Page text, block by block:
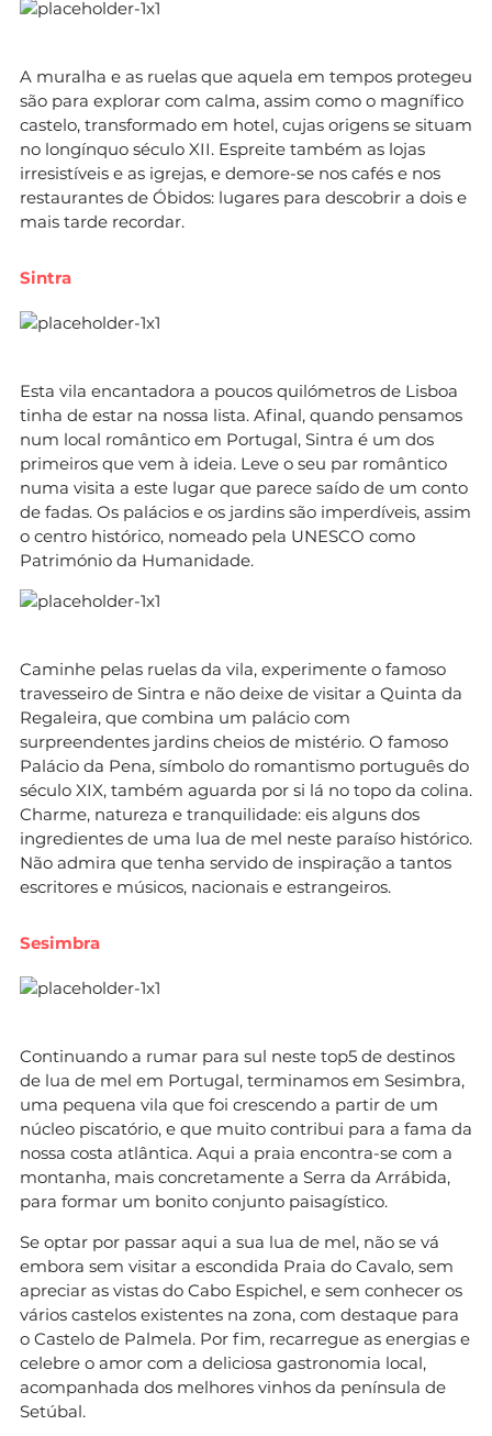
A muralha e as ruelas que aquela em tempos protegeu
são para explorar com calma, assim como o magnífico
castelo, transformado em hotel, cujas origens se situam
no longínquo século XII. Espreite também as lojas
irresistíveis e as igrejas, e demore-se nos cafés e nos
restaurantes de Óbidos: lugares para descobrir a dois e
mais tarde recordar.
Sintra
Esta vila encantadora a poucos quilómetros de Lisboa
tinha de estar na nossa lista. Afinal, quando pensamos
num local romântico em Portugal, Sintra é um dos
primeiros que vem à ideia. Leve o seu par romântico
numa visita a este lugar que parece saído de um conto
de fadas. Os palácios e os jardins são imperdíveis, assim
o centro histórico, nomeado pela UNESCO como
Património da Humanidade.
Caminhe pelas ruelas da vila, experimente o famoso
travesseiro de Sintra e não deixe de visitar a Quinta da
Regaleira, que combina um palácio com
surpreendentes jardins cheios de mistério. O famoso
Palácio da Pena, símbolo do romantismo português do
século XIX, também aguarda por si lá no topo da colina.
Charme, natureza e tranquilidade: eis alguns dos
ingredientes de uma lua de mel neste paraíso histórico.
Não admira que tenha servido de inspiração a tantos
escritores e músicos, nacionais e estrangeiros.
Sesimbra
Continuando a rumar para sul neste top5 de destinos
de lua de mel em Portugal, terminamos em Sesimbra,
uma pequena vila que foi crescendo a partir de um
núcleo piscatório, e que muito contribui para a fama da
nossa costa atlântica. Aqui a praia encontra-se com a
montanha, mais concretamente a Serra da Arrábida,
para formar um bonito conjunto paisagístico.
Se optar por passar aqui a sua lua de mel, não se vá
embora sem visitar a escondida Praia do Cavalo, sem
apreciar as vistas do Cabo Espichel, e sem conhecer os
vários castelos existentes na zona, com destaque para
o Castelo de Palmela. Por fim, recarregue as energias e
celebre o amor com a deliciosa gastronomia local,
acompanhada dos melhores vinhos da península de
Setúbal.